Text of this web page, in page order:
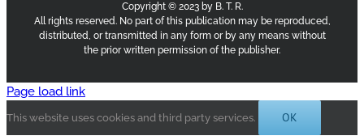
Copyright © 2023 by B. T. R.
All rights reserved. No part of this publication may be reproduced,
distributed, or transmitted in any form or by any means without
the prior written permission of the publisher.
Page load link
This website uses cookies and third party services. OK